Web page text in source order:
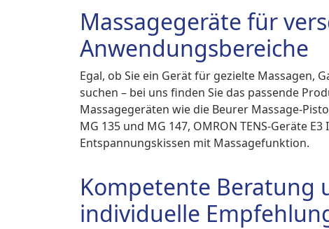
Massagegeräte für
Anwendungsbereiche
Egal, ob Sie ein Gerät für gezielte Massagen,
suchen – bei uns finden Sie das passende
Massagegeräten wie die Beurer Massage-
MG 135 und MG 147, OMRON TENS-Geräte
Entspannungskissen mit Massagefunktion.
Kompetente Beratung
individuelle